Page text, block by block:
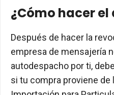
¿Cómo hacer
Después de hacer la
empresa de mensajería
autodespacho por ti,
si tu compra proviene de